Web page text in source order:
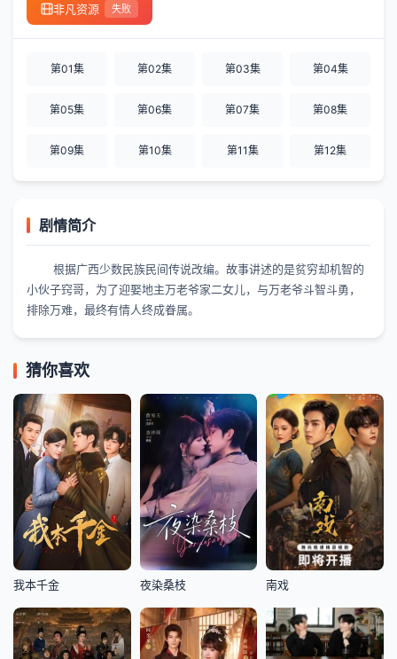
非凡资源 失败
第01集 第02集 第03集 第04集
第05集 第06集 第07集 第08集
第09集 第10集 第11集 第12集
剧情简介
根据广西少数民族民间传说改编。故事讲述的是贫穷却机智的
小伙子窍哥，为了迎娶地主万老爷家二女儿，与万老爷斗智斗勇，
排除万难，最终有情人终成眷属。
猜你喜欢
我本千金 夜染桑枝 南戏